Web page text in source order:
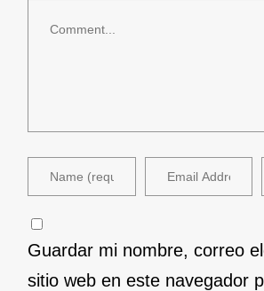
Guardar mi nombre, correo
sitio web en este navegador